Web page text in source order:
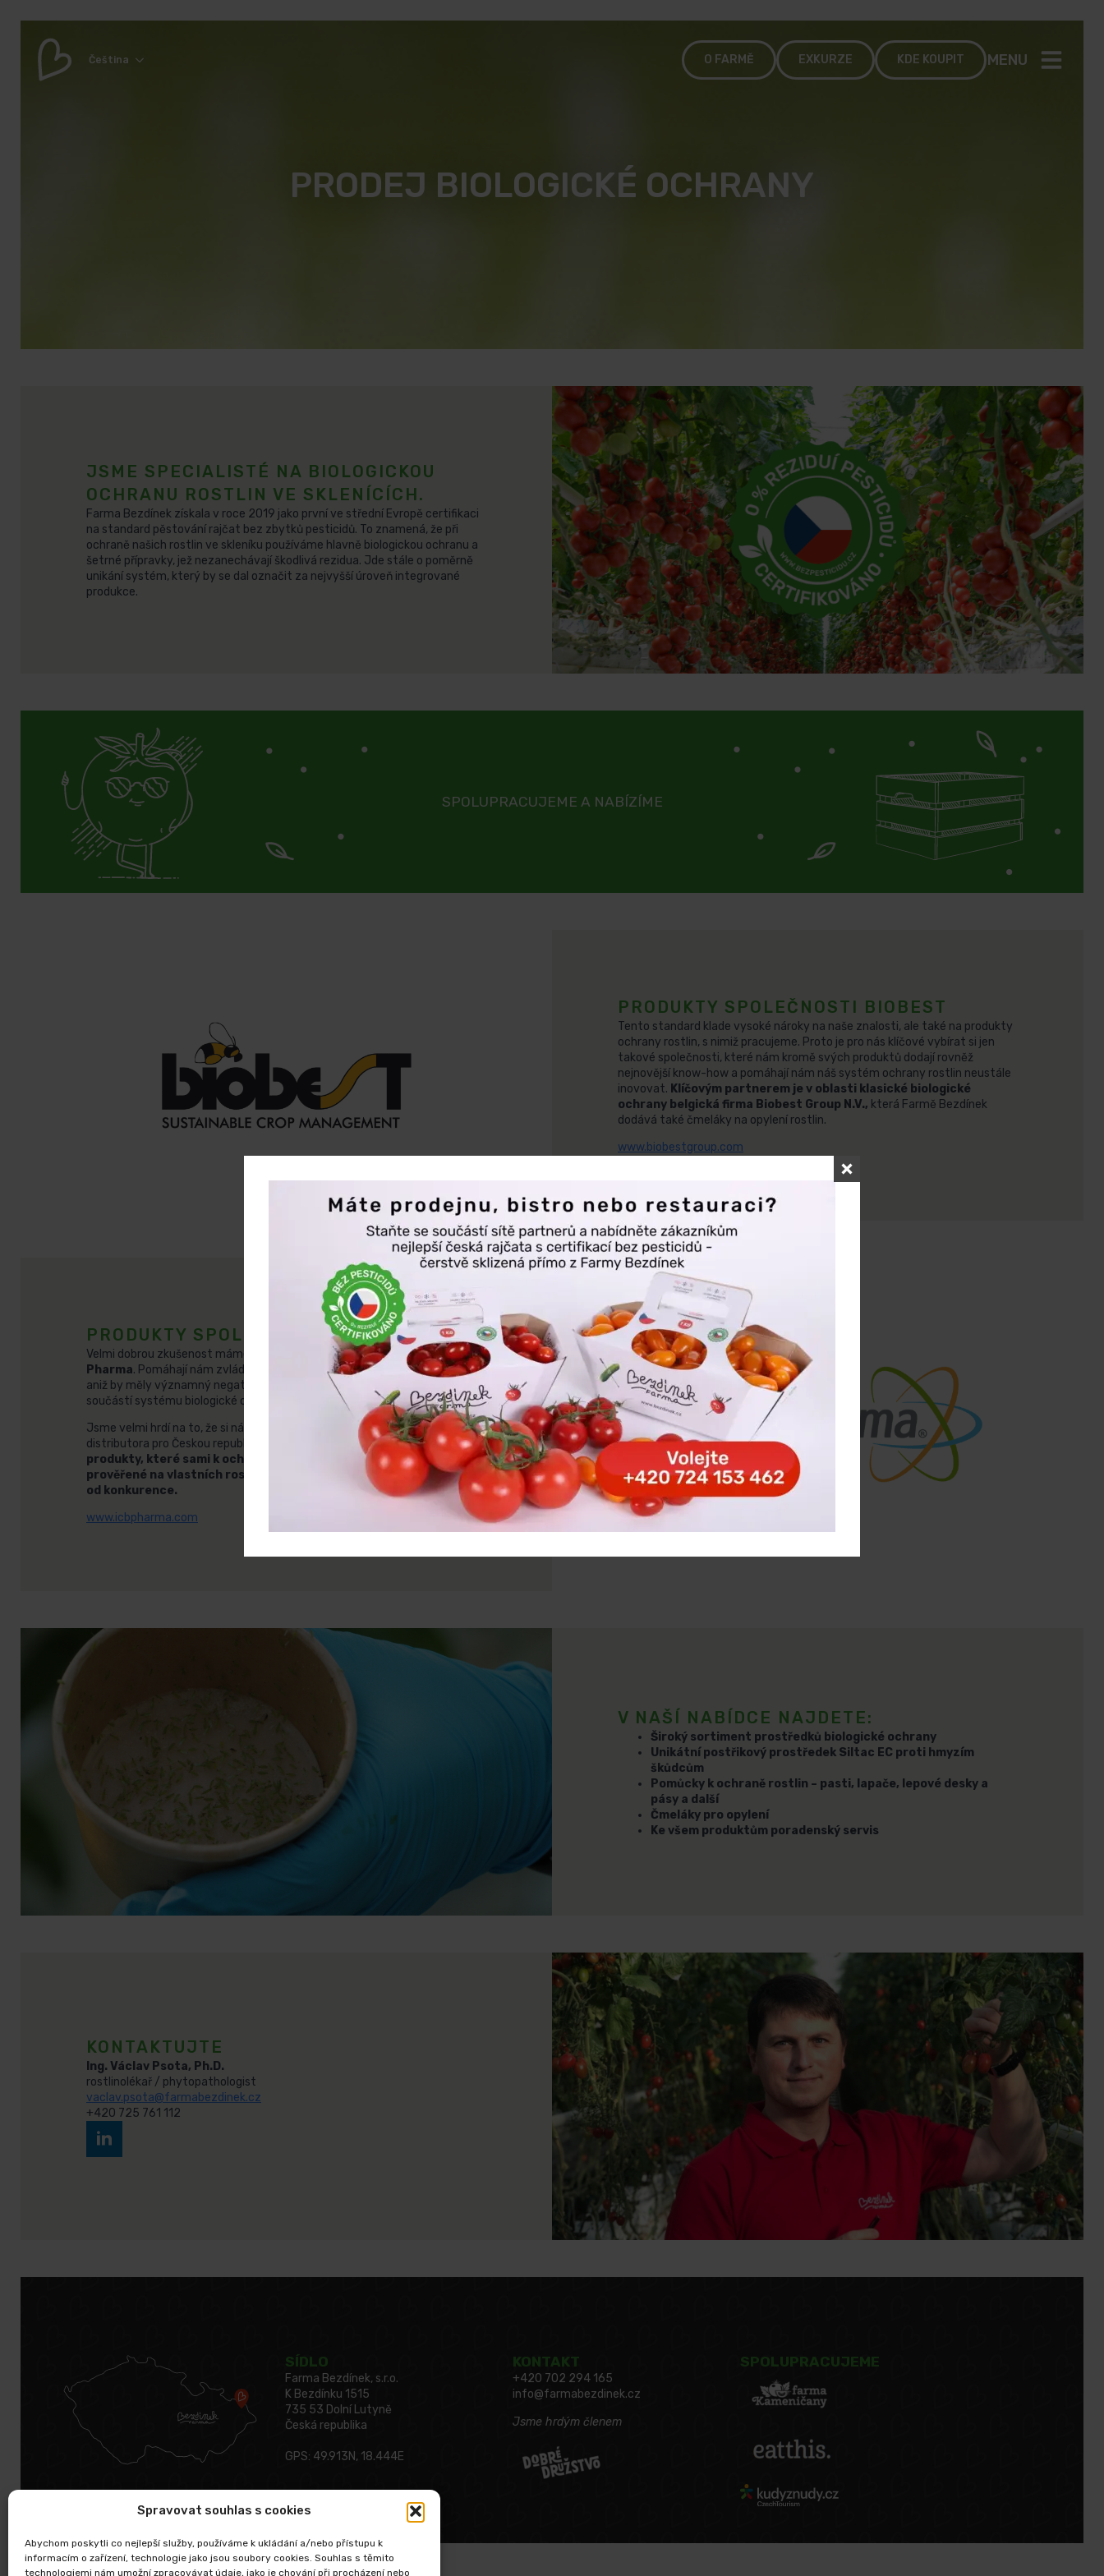
Spravovat souhlas s cookies
Abychom poskytli co nejlepší služby, používáme k ukládání a/nebo přístupu k
informacím o zařízení, technologie jako jsou soubory cookies. Souhlas s těmito
technologiemi nám umožní zpracovávat údaje, jako je chování při procházení nebo
Čeština O FARMĚ EXKURZE KDE KOUPIT MENU
PRODEJ BIOLOGICKÉ OCHRANY
JSME SPECIALISTÉ NA BIOLOGICKOU
OCHRANU ROSTLIN VE SKLENÍCÍCH.
Farma Bezdínek získala v roce 2019 jako první ve střední Evropě certifikaci
na standard pěstování rajčat bez zbytků pesticidů. To znamená, že při
ochraně našich rostlin ve skleníku používáme hlavně biologickou ochranu a
šetrné přípravky, jež nezanechávají škodlivá rezidua. Jde stále o poměrně
unikání systém, který by se dal označit za nejvyšší úroveň integrované
produkce.
SPOLUPRACUJEME A NABÍZÍME
PRODUKTY SPOLEČNOSTI BIOBEST
Tento standard klade vysoké nároky na naše znalosti, ale také na produkty
ochrany rostlin, s nimiž pracujeme. Proto je pro nás klíčové vybírat si jen
takové společnosti, které nám kromě svých produktů dodají rovněž
nejnovější know-how a pomáhají nám náš systém ochrany rostlin neustále
inovovat. Klíčovým partnerem je v oblasti klasické biologické
ochrany belgická firma Biobest Group N.V., která Farmě Bezdínek
dodává také čmeláky na opylení rostlin.
www.biobestgroup.com
PRODUKTY SPOLEČNOSTI ICB PHARMA
Velmi dobrou zkušenost máme i s přípravky polské společnostiICB
Pharma. Pomáhají nám zvládnout silnější tlak některých škůdců a chorob,
aniž by měly významný negativní dopad na živé organismy, které jsou
součástí systému biologické ochrany.
Jsme velmi hrdí na to, že si nás obě uvedené společnosti vybraly jako svého
distributora pro Českou republiku.
Můžeme vám tak nabídnout
produkty, které sami k ochraně rostlin používáme a máme je
prověřené na vlastních rostlinách. To je hodnota, která nás odlišuje
od konkurence.
www.icbpharma.com
V NAŠÍ NABÍDCE NAJDETE:
Široký sortiment prostředků biologické ochrany
Unikátní postřikový prostředek Siltac EC proti hmyzím
škůdcům
Pomůcky k ochraně rostlin – pasti, lapače, lepové desky a
pásy a další
Čmeláky pro opylení
Ke všem produktům poradenský servis
KONTAKTUJTE
Ing. Václav Psota, Ph.D.
rostlinolékař / phytopathologist
vaclav.psota@farmabezdinek.cz
+420 725 761 112
SÍDLO
Farma Bezdínek, s.r.o.
K Bezdínku 1515
735 53 Dolní Lutyně
Česká republika
GPS: 49.913N, 18.444E
KONTAKT
+420 702 294 165
info@farmabezdinek.cz
Jsme hrdým členem
SPOLUPRACUJEME